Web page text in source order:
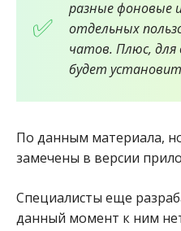
разные фоновые
отдельных
чатов. Плюс, для
будет
По данным материала,
замечены в версии
Специалисты еще
данный момент к ним